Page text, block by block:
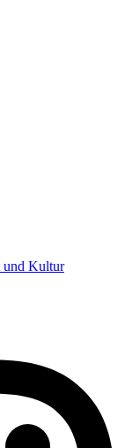
und Kultur